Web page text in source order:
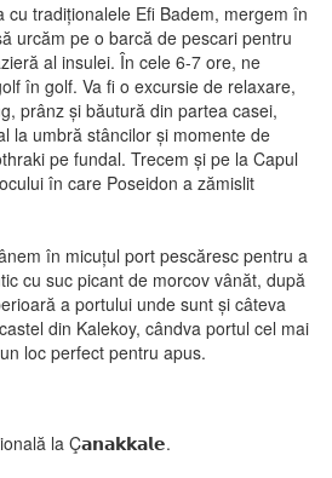
cu tradiționalele Efi Badem, mergem în
urcăm pe o barcă de pescari pentru
al insulei. În cele 6-7 ore, ne
în golf. Va fi o excursie de relaxare,
prânz și băutură din partea casei,
la umbră stâncilor și momente de
pe fundal. Trecem și pe la Capul
în care Poseidon a zămislit
în micuțul port pescăresc pentru a
cu suc picant de morcov vânăt, după
a portului unde sunt și câteva
din Kalekoy, cândva portul cel mai
loc perfect pentru apus.
la Ç𝗮𝗻𝗮𝗸𝗸𝗮𝗹𝗲.